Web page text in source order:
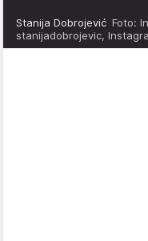
Stanija Dobrojević Foto:
stanijadobrojevic,